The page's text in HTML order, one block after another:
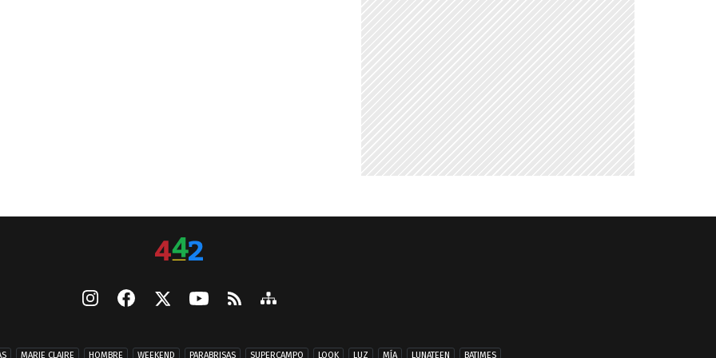
MARIE CLAIRE HOMBRE WEEKEND PARABRISAS SUPERCAMPO LOOK LUZ MÍA LUNATEEN BATIMES